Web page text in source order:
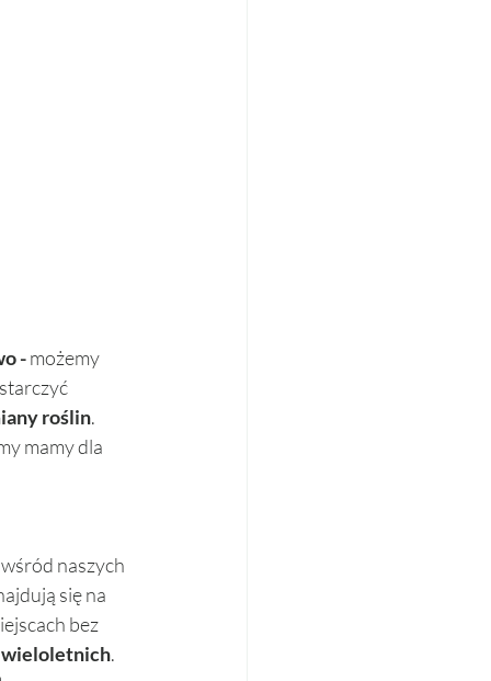
- możemy
roślin.
mamy dla
naszych
się na
bez
wieloletnich.